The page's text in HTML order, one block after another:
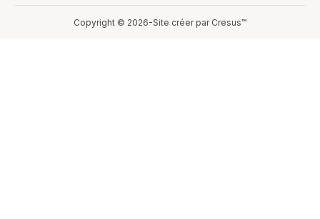
Copyright © 2026-Site créer par Cresus™